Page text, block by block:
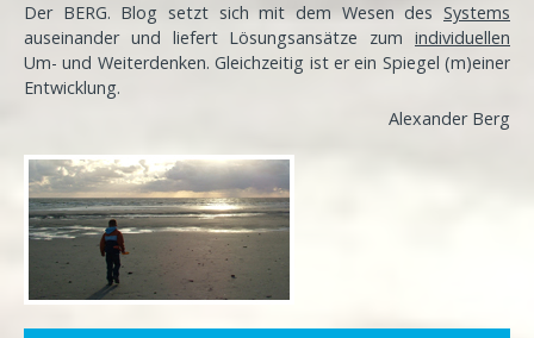
Der BERG. Blog setzt sich mit dem Wesen des Systems
auseinander und liefert Lösungsansätze zum individuellen
Um- und Weiterdenken. Gleichzeitig ist er ein Spiegel (m)einer
Entwicklung.
Alexander Berg